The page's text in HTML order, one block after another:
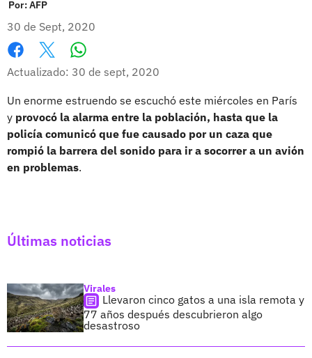
Por:AFP
30 de Sept, 2020
Facebook
X
Actualizado: 30 de sept, 2020
Un enorme estruendo se escuchó este miércoles en París
y provocó la alarma entre la población, hasta que la
policía comunicó que fue causado por un caza que
rompió la barrera del sonido para ir a socorrer a un avión
en problemas.
Últimas noticias
Virales
Llevaron cinco gatos a una isla remota y
77 años después descubrieron algo
desastroso